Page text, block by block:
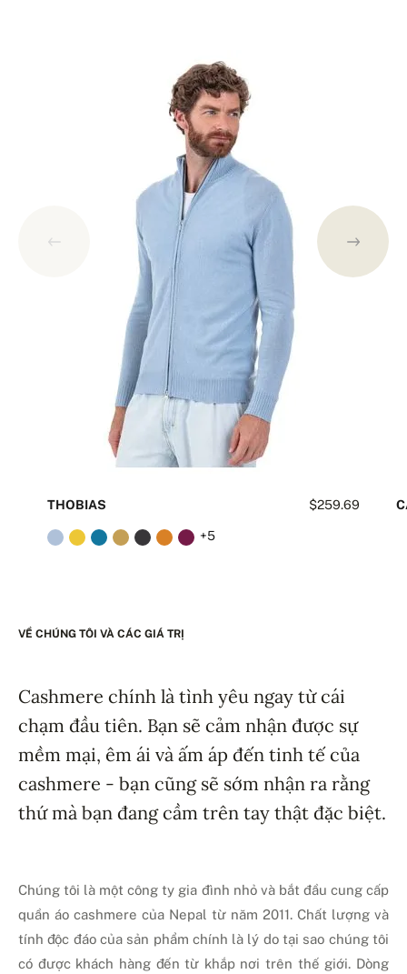
$259.69
THOBIAS
+5
VỀ CHÚNG TÔI VÀ CÁC GIÁ TRỊ
Cashmere chính là tình yêu ngay từ cái
chạm đầu tiên. Bạn sẽ cảm nhận được sự
mềm mại, êm ái và ấm áp đến tinh tế của
cashmere - bạn cũng sẽ sớm nhận ra rằng
thứ mà bạn đang cầm trên tay thật đặc biệt.
Chúng tôi là một công ty gia đình nhỏ và bắt đầu cung cấp
quần áo cashmere của Nepal từ năm 2011. Chất lượng và
tính độc đáo của sản phẩm chính là lý do tại sao chúng tôi
có được khách hàng đến từ khắp nơi trên thế giới. Dòng